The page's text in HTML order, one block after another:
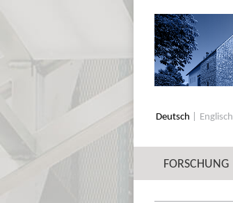
Deutsch Englisch
FORSCHUNG